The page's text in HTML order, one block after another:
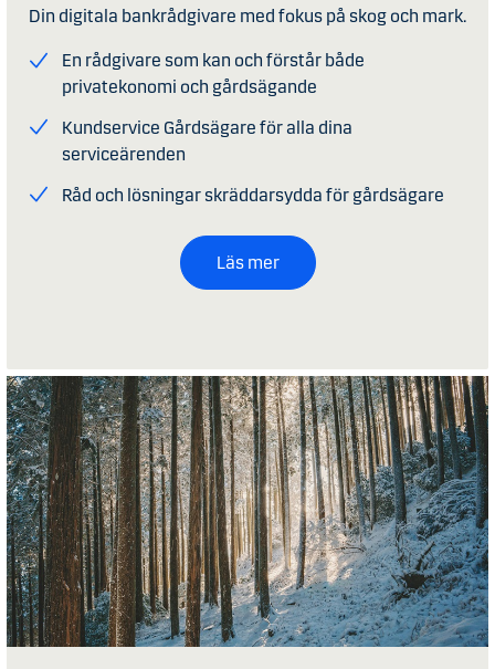
Din digitala bankrådgivare med fokus på skog och mark.
En rådgivare som kan och förstår både
privatekonomi och gårdsägande
Kundservice Gårdsägare för alla dina
serviceärenden
Råd och lösningar skräddarsydda för gårdsägare
Läs mer